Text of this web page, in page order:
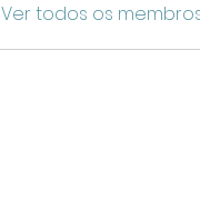
Ver todos os